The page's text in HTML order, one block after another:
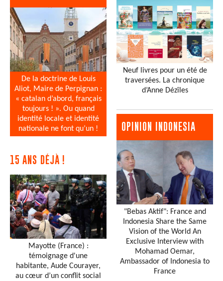
De la doctrine de Louis
Aliot, Maire de Perpignan :
« catalan d’abord, français
toujours ! ». Ou quand
identité locale et identité
nationale ne font qu’un !
15 ANS DÉJÀ !
Mayotte (France) :
témoignage d'une
habitante, Aude Courayer,
au cœur d’un conflit social
Neuf livres pour un été de
traversées. La chronique
d’Anne Dézîles
OPINION INDONESIA
"Bebas Aktif": France and
Indonesia Share the Same
Vision of the World An
Exclusive Interview with
Mohamad Oemar,
Ambassador of Indonesia to
France